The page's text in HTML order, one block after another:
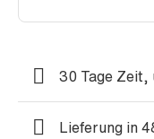
30 Tage Zeit,
Lieferung in